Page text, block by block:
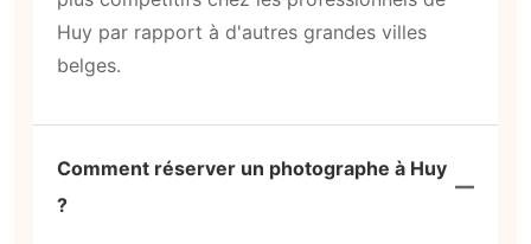
Huy par rapport à d'autres grandes villes
belges.
Comment réserver un photographe à Huy
?